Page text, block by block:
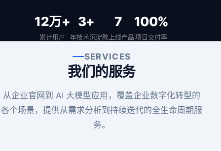
12万+
累计用户
3+
年技术沉淀
7
款上线产品
100%
项目交付率
SERVICES
我们的服务
从企业官网到 AI 大模型应用，覆盖企业数字化转型的
各个场景，提供从需求分析到持续迭代的全生命周期服
务。